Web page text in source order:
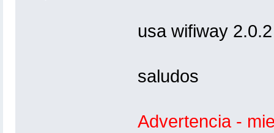
usa wifiway
saludos
Advertencia -